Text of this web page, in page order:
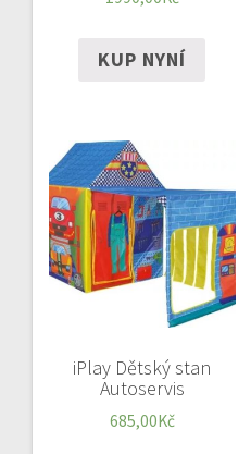
KUP NYNÍ
iPlay Dětský stan
Autoservis
685,00Kč